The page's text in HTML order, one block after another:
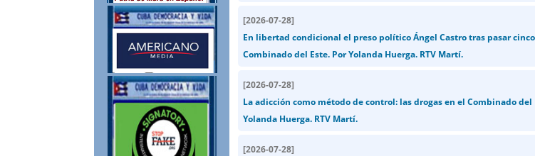
[2026-07-28]
En libertad condicional el preso político Ángel Castro tras pasar
Combinado del Este. Por Yolanda Huerga. RTV Martí.
[2026-07-28]
La adicción como método de control: las drogas en el Combinado del
Yolanda Huerga. RTV Martí.
[2026-07-28]